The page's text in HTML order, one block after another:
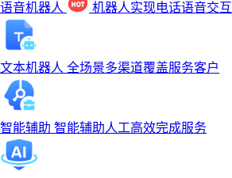
语音机器人 机器人实现电话语音交互
文本机器人 全场景多渠道覆盖服务客户
智能辅助 智能辅助人工高效完成服务